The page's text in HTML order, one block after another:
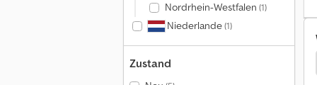
Nordrhein-Westfalen (1)
Niederlande(1)
Zustand
Fiat Ducato Maxi Kubota L Landmaschinen